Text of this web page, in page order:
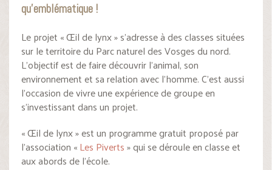
qu’emblématique !
Le projet « Œil de lynx » s’adresse à des classes situées
sur le territoire du Parc naturel des Vosges du nord.
L’objectif est de faire découvrir l’animal, son
environnement et sa relation avec l’homme. C’est aussi
l’occasion de vivre une expérience de groupe en
s’investissant dans un projet.
« Œil de lynx » est un programme gratuit proposé par
l’association «Les Piverts» qui se déroule en classe et
aux abords de l’école.